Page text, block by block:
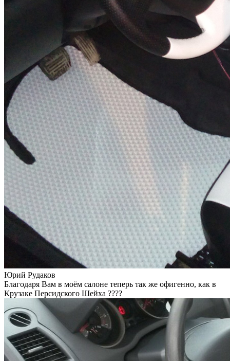
Юрий Рудаков
Благодаря Вам в моём салоне теперь так же офигенно, как в
Крузаке Персидского Шейха ????